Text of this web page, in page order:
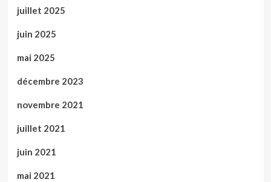
juillet 2025
juin 2025
mai 2025
décembre 2023
novembre 2021
juillet 2021
juin 2021
mai 2021